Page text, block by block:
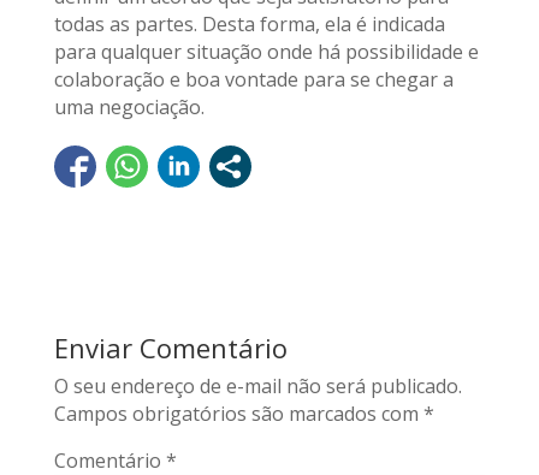
todas as partes. Desta forma, ela é indicada
para qualquer situação onde há possibilidade e
colaboração e boa vontade para se chegar a
uma negociação.
Enviar Comentário
O seu endereço de e-mail não será publicado.
Campos obrigatórios são marcados com *
Comentário *